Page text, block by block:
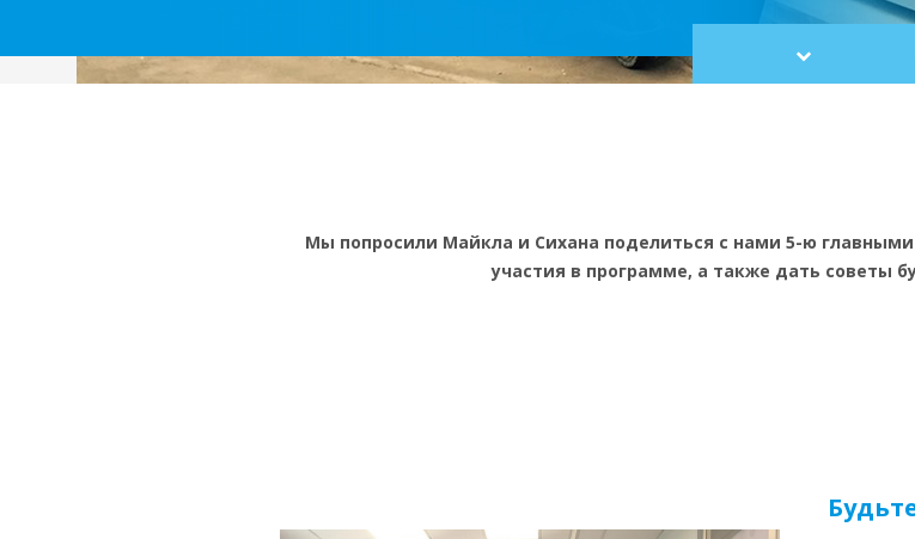
Scroll
to
Мы попросили Майкла и Сихана поделиться с нами 5-ю
участия в программе, а также дать советы